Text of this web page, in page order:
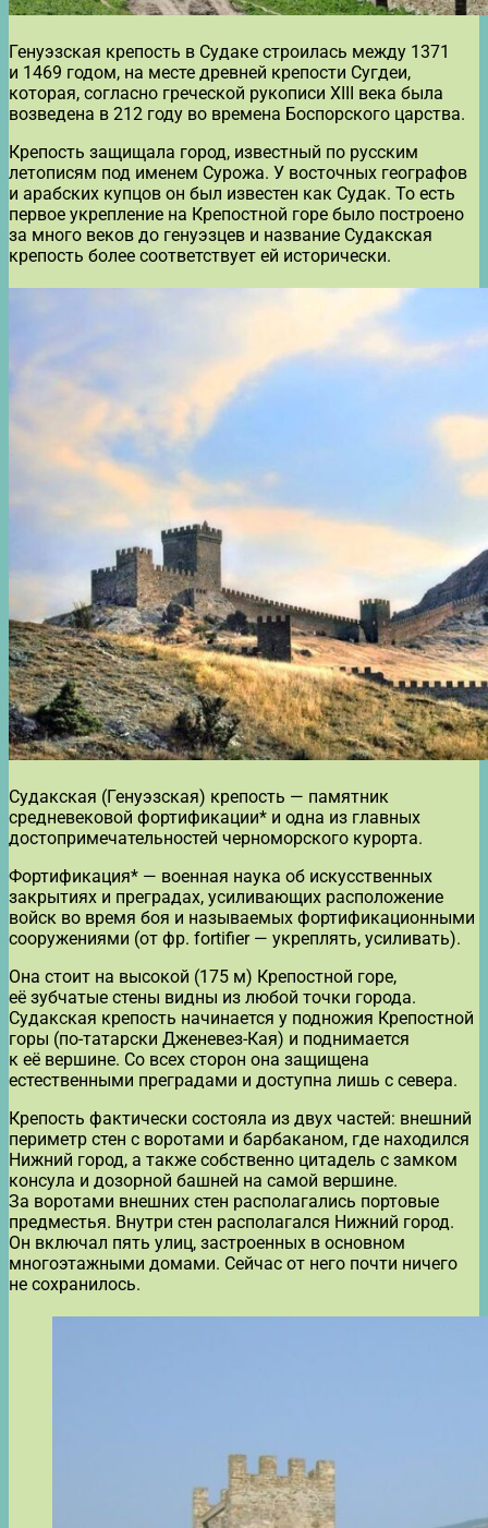
Генуэзская крепость в Судаке строилась между 1371
и 1469 годом, на месте древней крепости Сугдеи,
которая, согласно греческой рукописи XIII века была
возведена в 212 году во времена Боспорского царства.
Крепость защищала город, известный по русским
летописям под именем Сурожа. У восточных географов
и арабских купцов он был известен как Судак. То есть
первое укрепление на Крепостной горе было построено
за много веков до генуэзцев и название Судакская
крепость более соответствует ей исторически.
Судакская (Генуэзская) крепость — памятник
средневековой фортификации* и одна из главных
достопримечательностей черноморского курорта.
Фортификация* — военная наука об искусственных
закрытиях и преградах, усиливающих расположение
войск во время боя и называемых фортификационными
сооружениями (от фр. fortifier — укреплять, усиливать).
Она стоит на высокой (175 м) Крепостной горе,
её зубчатые стены видны из любой точки города.
Судакская крепость начинается у подножия Крепостной
горы (по-татарски Дженевез-Кая) и поднимается
к её вершине. Со всех сторон она защищена
естественными преградами и доступна лишь с севера.
Крепость фактически состояла из двух частей: внешний
периметр стен с воротами и барбаканом, где находился
Нижний город, а также собственно цитадель с замком
консула и дозорной башней на самой вершине.
За воротами внешних стен располагались портовые
предместья. Внутри стен располагался Нижний город.
Он включал пять улиц, застроенных в основном
многоэтажными домами. Сейчас от него почти ничего
не сохранилось.